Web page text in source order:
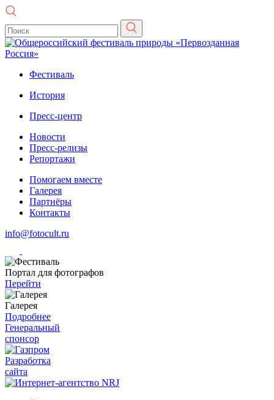
Фестиваль
История
Пресс-центр
Новости
Пресс-релизы
Репортажи
Помогаем вместе
Галерея
Партнёры
Контакты
info@fotocult.ru
Портал для фотографов
Перейти
Галерея
Подробнее
Генеральный
спонсор
Разработка
сайта